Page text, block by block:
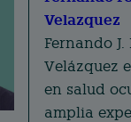
st
Velazquez
Fernando J.
Velázquez
en salud
amplia